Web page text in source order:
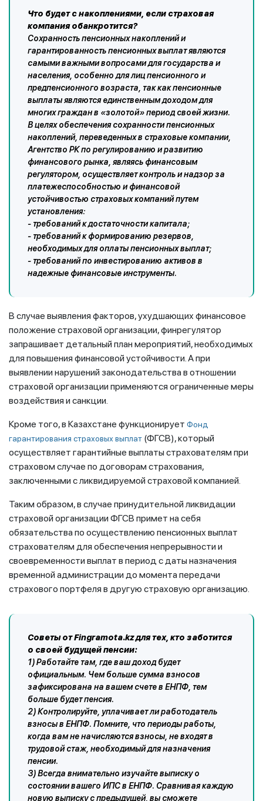
Что будет с накоплениями, если страховая
компания обанкротится?
Сохранность пенсионных накоплений и
гарантированность пенсионных выплат являются
самыми важными вопросами для государства и
населения, особенно для лиц пенсионного и
предпенсионного возраста, так как пенсионные
выплаты являются единственным доходом для
многих граждан в «золотой» период своей жизни.
В целях обеспечения сохранности пенсионных
накоплений, переведенных в страховые компании,
Агентство РК по регулированию и развитию
финансового рынка, являясь финансовым
регулятором, осуществляет контроль и надзор за
платежеспособностью и финансовой
устойчивостью страховых компаний путем
установления:
- требований к достаточности капитала;
- требований к формированию резервов,
необходимых для оплаты пенсионных выплат;
- требований по инвестированию активов в
надежные финансовые инструменты.
В случае выявления факторов, ухудшающих финансовое
положение страховой организации, финрегулятор
запрашивает детальный план мероприятий, необходимых
для повышения финансовой устойчивости. А при
выявлении нарушений законодательства в отношении
страховой организации применяются ограниченные меры
воздействия и санкции.
Кроме того, в Казахстане функционирует Фонд
гарантирования страховых выплат (ФГСВ), который
осуществляет гарантийные выплаты страхователям при
страховом случае по договорам страхования,
заключенными с ликвидируемой страховой компанией.
Таким образом, в случае принудительной ликвидации
страховой организации ФГСВ примет на себя
обязательства по осуществлению пенсионных выплат
страхователям для обеспечения непрерывности и
своевременности выплат в период с даты назначения
временной администрации до момента передачи
страхового портфеля в другую страховую организацию.
Советы отFingramota.kzдля тех, кто заботится
о своей будущей пенсии:
1) Работайте там, где ваш доход будет
официальным. Чем больше сумма взносов
зафиксирована на вашем счете в ЕНПФ, тем
больше будет пенсия.
2) Контролируйте, уплачивает ли работодатель
взносы в ЕНПФ. Помните, что периоды работы,
когда вам не начисляются взносы, не входят в
трудовой стаж, необходимый для назначения
пенсии.
3) Всегда внимательно изучайте выписку о
состоянии вашего ИПС в ЕНПФ. Сравнивая каждую
новую выписку с предыдущей, вы сможете